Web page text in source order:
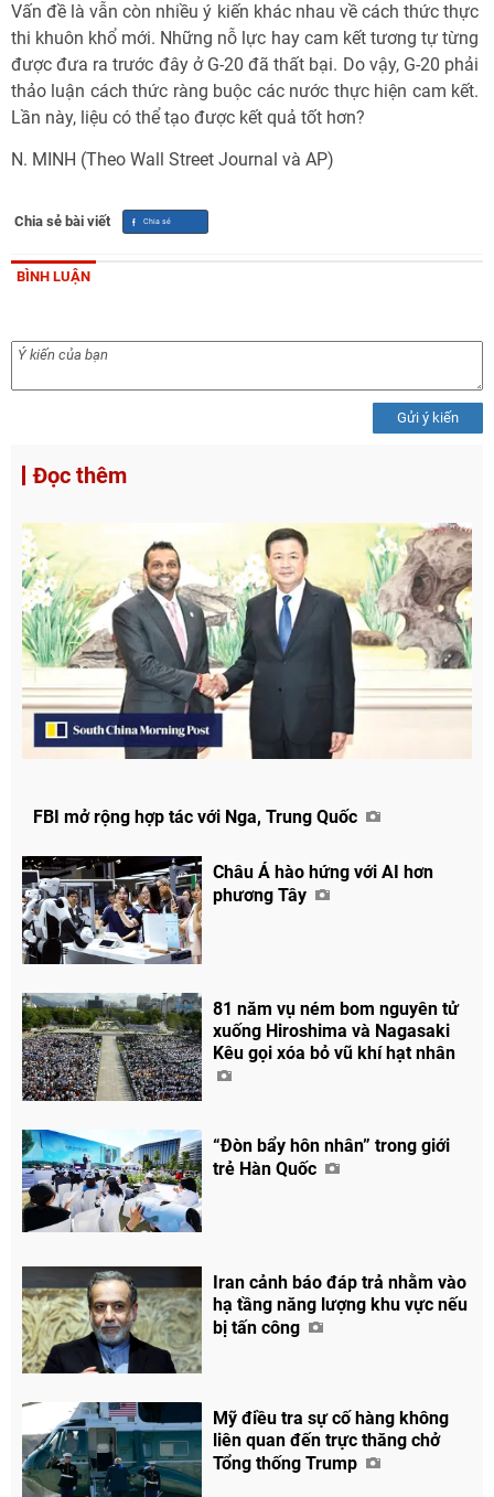
Vấn đề là vẫn còn nhiều ý kiến khác nhau về cách thức thực
thi khuôn khổ mới. Những nỗ lực hay cam kết tương tự từng
được đưa ra trước đây ở G-20 đã thất bại. Do vậy, G-20 phải
thảo luận cách thức ràng buộc các nước thực hiện cam kết.
Lần này, liệu có thể tạo được kết quả tốt hơn?
N. MINH (Theo Wall Street Journal và AP)
Chia sẻ bài viết
BÌNH LUẬN
Gửi ý kiến
Đọc thêm
FBI mở rộng hợp tác với Nga, Trung Quốc
Châu Á hào hứng với AI hơn
phương Tây
81 năm vụ ném bom nguyên tử
xuống Hiroshima và Nagasaki
Kêu gọi xóa bỏ vũ khí hạt nhân
“Đòn bẩy hôn nhân” trong giới
trẻ Hàn Quốc
Iran cảnh báo đáp trả nhằm vào
hạ tầng năng lượng khu vực nếu
bị tấn công
Mỹ điều tra sự cố hàng không
liên quan đến trực thăng chở
Tổng thống Trump